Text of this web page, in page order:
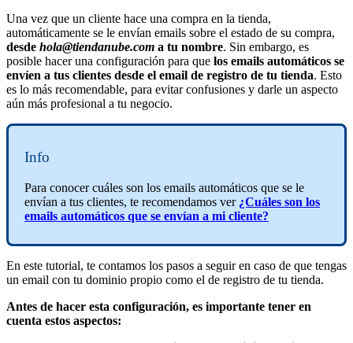
Una vez que un cliente hace una compra en la tienda,
automáticamente se le envían emails sobre el estado de su compra,
desde hola@tiendanube.com a tu nombre. Sin embargo, es
posible hacer una configuración para que los emails automáticos se
envíen a tus clientes desde el email de registro de tu tienda. Esto
es lo más recomendable, para evitar confusiones y darle un aspecto
aún más profesional a tu negocio.
Info
Para conocer cuáles son los emails automáticos que se le
envían a tus clientes, te recomendamos ver ¿Cuáles son los
emails automáticos que se envían a mi cliente?
En este tutorial, te contamos los pasos a seguir en caso de que tengas
un email con tu dominio propio como el de registro de tu tienda.
Antes de hacer esta configuración, es importante tener en
cuenta estos aspectos: